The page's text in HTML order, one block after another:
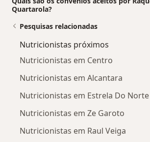
Quartarola?
Pesquisas relacionadas
Nutricionistas próximos
Nutricionistas em Centro
Nutricionistas em Alcantara
Nutricionistas em Estrela Do Norte
Nutricionistas em Ze Garoto
Nutricionistas em Raul Veiga